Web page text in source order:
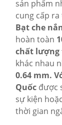
sản phẩm
cung cấp
Bạt che
hoàn toàn
chất lượng
khác nhau
0.64 mm.
Quốc được
sự kiện
thời gian